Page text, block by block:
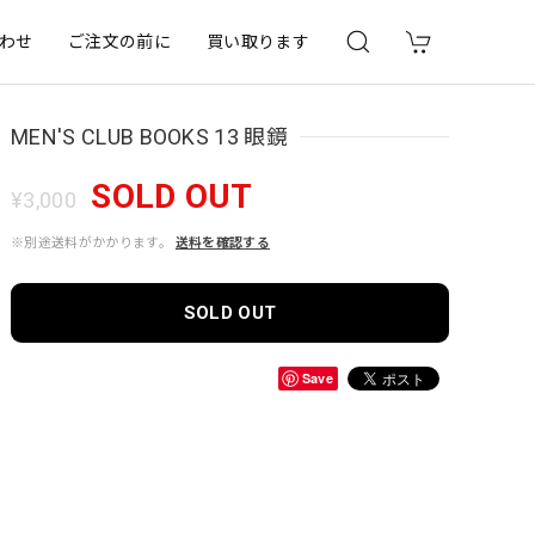
せ ご注文の前に 買い取ります
MEN'S CLUB BOOKS 13 眼鏡
¥3,000 SOLD OUT
※別途送料がかかります。 送料を確認する
SOLD OUT
Save